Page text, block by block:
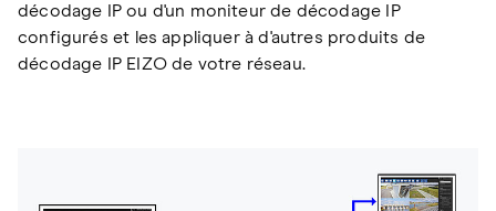
décodage IP ou d'un moniteur de décodage IP
configurés et les appliquer à d'autres produits de
décodage IP EIZO de votre réseau.